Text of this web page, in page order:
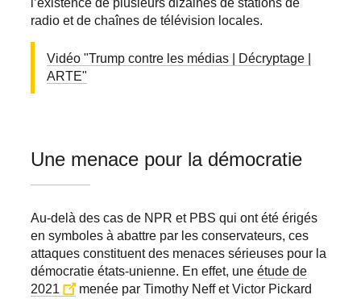
l’existence de plusieurs dizaines de stations de
radio et de chaînes de télévision locales.
Vidéo "Trump contre les médias | Décryptage |
ARTE"
Une menace pour la démocratie
Au-delà des cas de NPR et PBS qui ont été érigés
en symboles à abattre par les conservateurs, ces
attaques constituent des menaces sérieuses pour la
démocratie états-unienne. En effet, une étude de
2021
menée par Timothy Neff et Victor Pickard